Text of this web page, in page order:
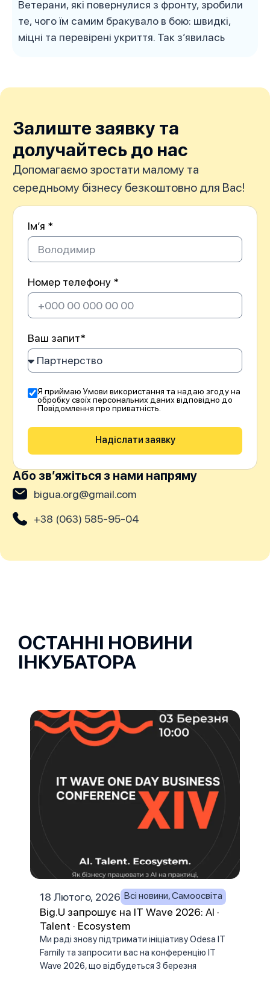
Ветерани, які повернулися з фронту, зробили
те, чого їм самим бракувало в бою: швидкі,
міцні та перевірені укриття. Так з’явилась
Залиште заявку та
долучайтесь до нас
Допомагаємо зростати малому та
середньому бізнесу безкоштовно для Вас!
Імʼя *
Номер телефону *
Ваш запит*
Я приймаю Умови використання та надаю згоду на
обробку своїх персональних даних відповідно до
Повідомлення про приватність.
Надіслати заявку
Або звʼяжіться з нами напряму
bigua.org@gmail.com
+38 (063) 585-95-04
ОСТАННІ НОВИНИ
ІНКУБАТОРА
18 Лютого, 2026 Всі новини,Самоосвіта
Big.U запрошує на IT Wave 2026: AI ·
Talent · Ecosystem
Ми раді знову підтримати ініціативу Odesa IT
Family та запросити вас на конференцію IT
Wave 2026, що відбудеться 3 березня